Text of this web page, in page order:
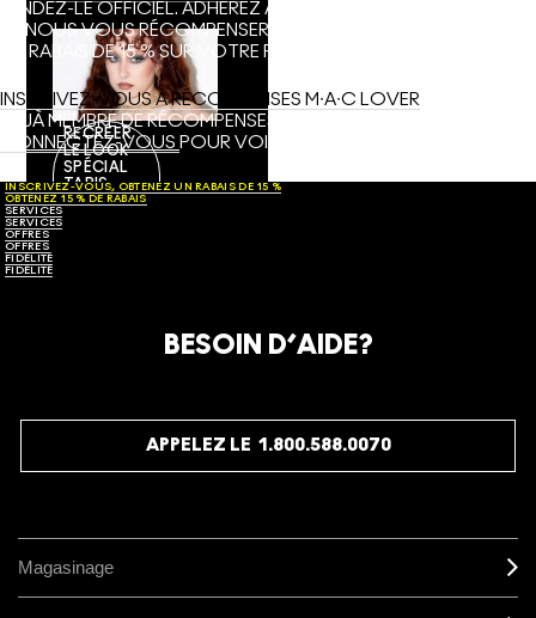
RECRÉER
LE LOOK
SPÉCIAL
TAPIS
ROUGE DE
grande soirée musicale
M·A·CZINE :
RENDEZ-LE OFFICIEL. ADHÉREZ À NOTRE PROGRAMME FIDÉLITÉ
ET NOUS VOUS RÉCOMPENSERONS, EN COMMENÇANT AVEC
UN RABAIS DE 15 % SUR VOTRE PROCHAIN ACHAT.
INSCRIVEZ-VOUS À RÉCOMPENSES M∙A∙C LOVER
DÉJÀ MEMBRE DE RÉCOMPENSES M∙A∙C LOVER?
CONNECTEZ-VOUS POUR VOIR VOS AVANTAGES.
INSCRIVEZ-VOUS, OBTENEZ UN RABAIS DE 15 %
OBTENEZ 15 % DE RABAIS
SERVICES
SERVICES
OFFRES
OFFRES
FIDÉLITÉ
FIDÉLITÉ
BESOIN D’AIDE?
APPELEZ LE 1.800.588.0070
Magasinage